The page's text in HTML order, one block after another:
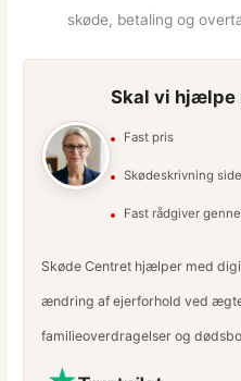
skøde, betaling og
Skal vi hjælpe
Fast pris
Skødeskrivning
Fast rådgiver
Skøde Centret hjælper med
ændring af ejerforhold ved
familieoverdragelser og